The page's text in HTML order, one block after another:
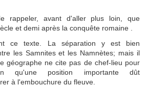
rappeler, avant d'aller plus loin, que
et demi après la conquête romaine .
ce texte. La séparation y est bien
les Samnites et les Namnètes; mais il
géographe ne cite pas de chef-lieu pour
qu'une position importante dût
à l'embouchure du fleuve.